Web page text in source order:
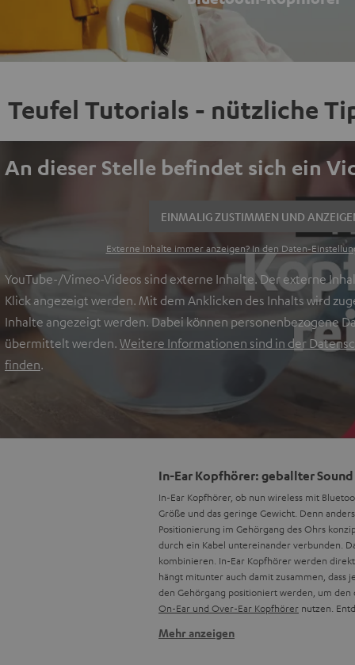
Teufel Tutorials - nützliche
An dieser Stelle befindet sich ein
EINMALIG ZUSTIMMEN UND
Externe Inhalte immer anzeigen? In den
YouTube-/Vimeo-Videos sind externe Inhalte. Der externe
Klick angezeigt werden. Mit dem Anklicken des Inhalts wird
Inhalte angezeigt werden. Dabei können personenbezogene
übermittelt werden. Weitere Informationen sind in der
finden.
In-Ear Kopfhörer: geballter
In-Ear Kopfhörer, ob nun wireless mit
Größe und das geringe Gewicht. Denn
Positionierung im Gehörgang des Ohrs
durch ein Kabel untereinander verbunden.
kombinieren. In-Ear Kopfhörer werden
hängt mitunter auch damit zusammen, dass
den Gehörgang positioniert werden, um den
On-Ear und Over-Ear Kopfhörer nutzen.
In-Ear Kopfhörer Varianten und
Mehr anzeigen